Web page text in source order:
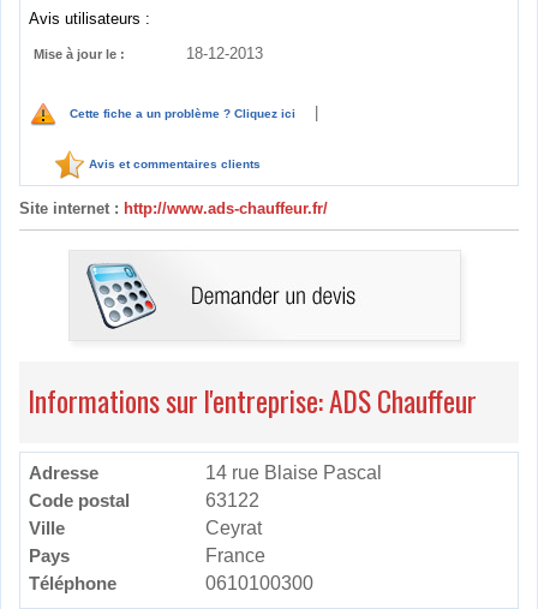
Avis utilisateurs :
Mise à jour le : 18-12-2013
Cette fiche a un problème ? Cliquez ici
Avis et commentaires clients
Site internet : http://www.ads-chauffeur.fr/
Informations sur l'entreprise: ADS Chauffeur
Adresse
14 rue Blaise Pascal
Code postal
63122
Ville
Ceyrat
Pays
France
Téléphone
0610100300